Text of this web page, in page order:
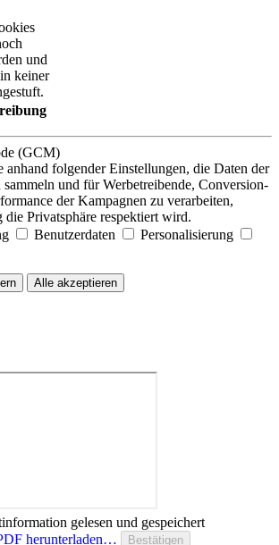
und
keiner
(GCM)
anhand folgender Einstellungen, die Daten der
und für Werbetreibende, Conversion-
der Kampagnen zu verarbeiten,
Privatsphäre respektiert wird.
Benutzerdaten
Personalisierung
Alle akzeptieren
gelesen und gespeichert
herunterladen…
Bestätigen